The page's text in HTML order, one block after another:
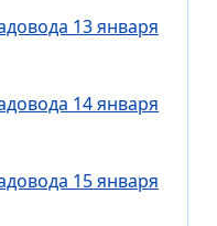
13 января
14 января
15 января